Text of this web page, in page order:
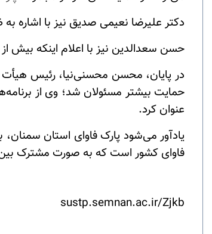
دکتر علیرضا نعیمی صدیق نیز با اشاره
حسن سعدالدین نیز با اعلام اینکه بیش از ۱۰۰ میلیارد تومان برای راه‌اندازی این پارک هزینه شده است، تصریح کرد: باید قدر این سرمایه ارزشمند را دانست
در پایان، محسن محسنی‌نیا، رئیس هیأت
حمایت بیشتر مسئولان شد؛ وی از
عنوان کرد.
فاوای کشور است که به صورت مشترک
sustp.semnan.ac.ir/Zjkb